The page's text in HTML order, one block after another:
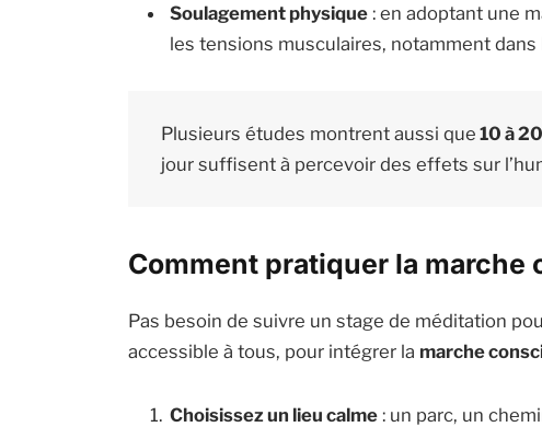
Soulagement physique : en adoptant une
les tensions musculaires, notamment dans
Plusieurs études montrent aussi que 10 à
jour suffisent à percevoir des effets sur
Comment pratiquer la
Pas besoin de suivre un stage de méditation
accessible à tous, pour intégrer la marche
Choisissez un lieu calme : un parc, un